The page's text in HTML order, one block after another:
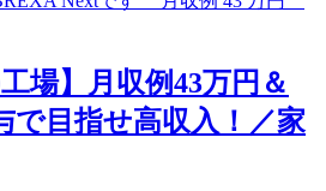
場】月収例43万円＆
で目指せ高収入！／家